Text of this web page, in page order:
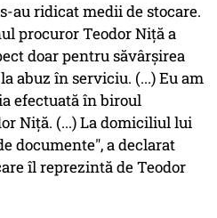
au ridicat medii de stocare.
procuror Teodor Niţă a
doar pentru săvârşirea
abuz în serviciu. (...) Eu am
efectuată în biroul
Niţă. (...) La domiciliul lui
documente", a declarat
îl reprezintă de Teodor